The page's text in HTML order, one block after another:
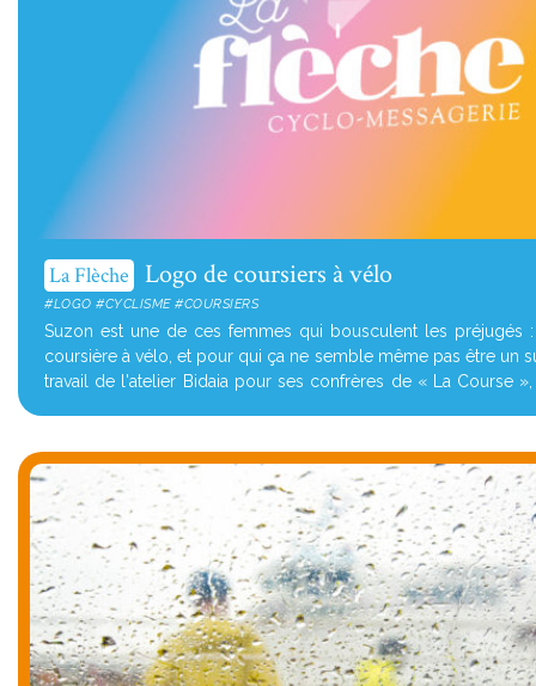
La Flèche Logo de coursiers à vélo
#LOGO #CYCLISME #COURSIERS
Suzon est une de ces femmes qui bousculent les préjugés
coursière à vélo, et pour qui ça ne semble même pas être un
travail de l'atelier Bidaia pour ses confrères de « La Course